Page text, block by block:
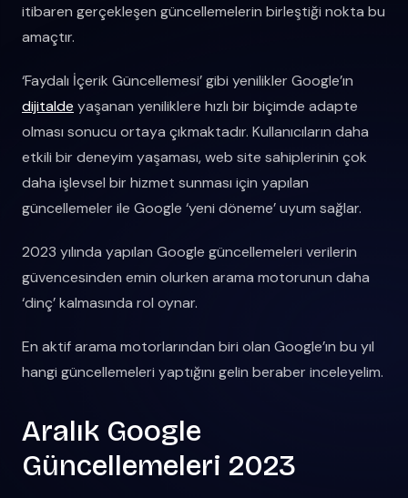
itibaren gerçekleşen güncellemelerin birleştiği nokta bu
amaçtır.
‘Faydalı İçerik Güncellemesi’ gibi yenilikler Google’ın
dijitalde yaşanan yeniliklere hızlı bir biçimde adapte
olması sonucu ortaya çıkmaktadır. Kullanıcıların daha
etkili bir deneyim yaşaması, web site sahiplerinin çok
daha işlevsel bir hizmet sunması için yapılan
güncellemeler ile Google ‘yeni döneme’ uyum sağlar.
2023 yılında yapılan Google güncellemeleri verilerin
güvencesinden emin olurken arama motorunun daha
‘dinç’ kalmasında rol oynar.
En aktif arama motorlarından biri olan Google’ın bu yıl
hangi güncellemeleri yaptığını gelin beraber inceleyelim.
Aralık Google
Güncellemeleri 2023